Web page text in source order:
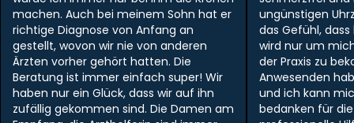
machen. Auch bei meinem Sohn hat er
richtige Diagnose von Anfang an
gestellt, wovon wir nie von anderen
Ärzten vorher gehört hatten. Die
Beratung ist immer einfach super! Wir
haben nur ein Glück, dass wir auf ihn
zufällig gekommen sind. Die Damen am
ungünstigen
das Gefühl,
wird nur um
der Praxis zu
Anwesenden
und ich kann
bedanken für